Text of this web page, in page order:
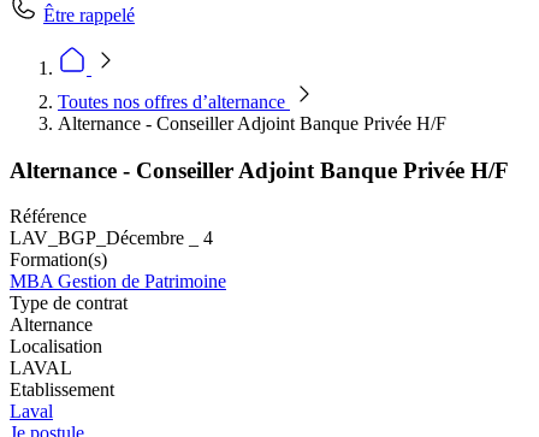
Être rappelé
Toutes nos offres d’alternance
Alternance - Conseiller Adjoint Banque Privée H/F
Alternance - Conseiller Adjoint Banque Privée H/F
Référence
LAV_BGP_Décembre _ 4
Formation(s)
MBA Gestion de Patrimoine
Type de contrat
Alternance
Localisation
LAVAL
Etablissement
Laval